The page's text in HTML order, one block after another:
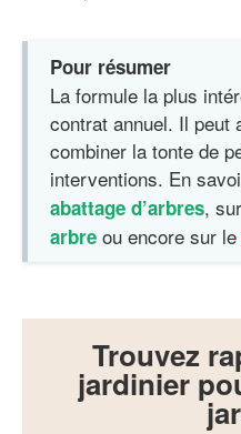
Pour résumer
La formule la plus
contrat annuel. Il peut
combiner la tonte de
interventions. En
abattage d’arbres,
arbre ou encore sur le
Trouvez
jardinier